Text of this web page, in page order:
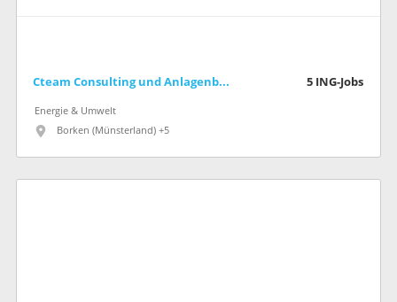
Cteam Consulting und Anlagenbau GmbH 5 ING-Jobs
Energie & Umwelt
Borken (Münsterland) +5